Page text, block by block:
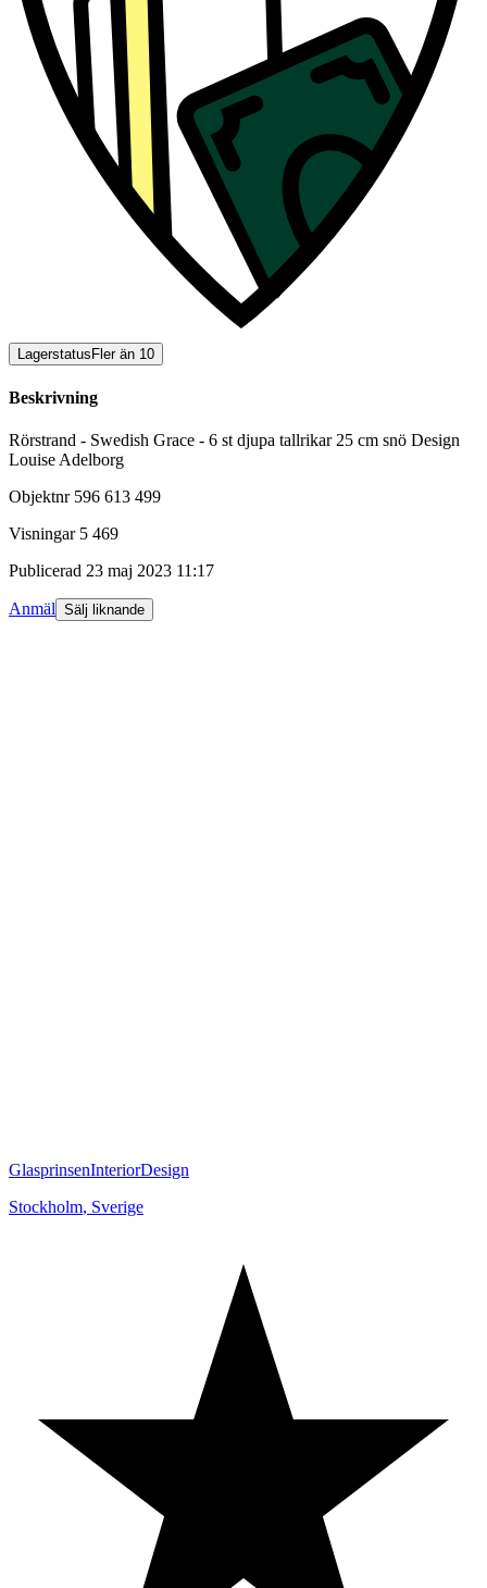
Lagerstatus Fler än 10
Beskrivning
Rörstrand - Swedish Grace - 6 st djupa tallrikar 25 cm snö Design
Louise Adelborg
Objektnr 596 613 499
Visningar 5 469
Publicerad 23 maj 2023 11:17
Anmäl Sälj liknande
GlasprinsenInteriorDesign
Stockholm, Sverige